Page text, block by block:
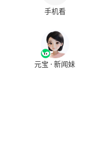
手机看
元宝 · 新闻妹